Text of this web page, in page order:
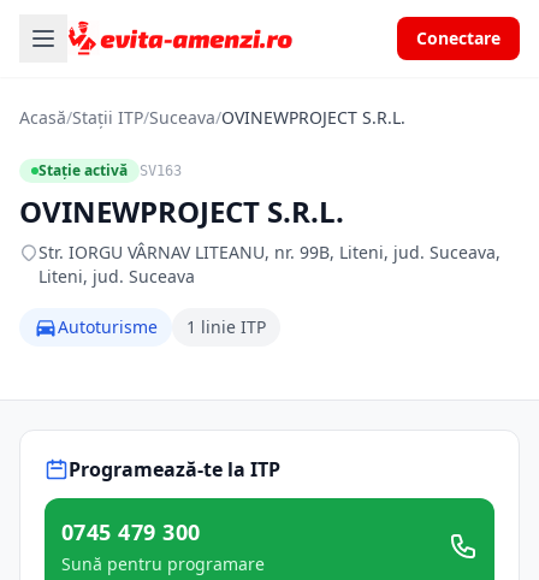
Conectare
Acasă/Stații ITP/Suceava/OVINEWPROJECT S.R.L.
Stație activă SV163
OVINEWPROJECT S.R.L.
Str. IORGU VÂRNAV LITEANU, nr. 99B, Liteni, jud. Suceava,
Liteni, jud. Suceava
Autoturisme 1 linie ITP
Programează-te la ITP
0745 479 300
Sună pentru programare